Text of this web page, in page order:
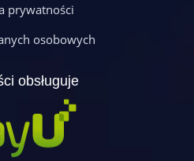
prywatności
osobowych
obsługuje